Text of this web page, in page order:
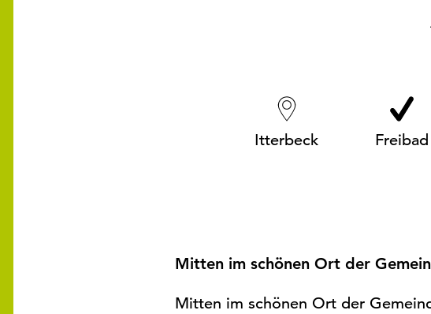
:
Itterbeck Freibad
Mitten im schönen Ort der
Mitten im schönen Ort der